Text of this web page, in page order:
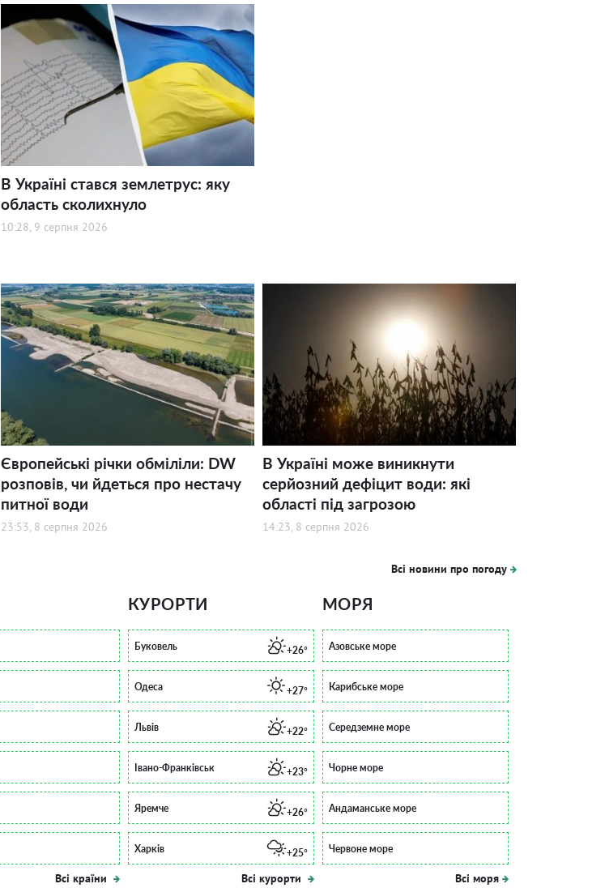
В Україні стався землетрус: яку
область сколихнуло
10:28, 9 серпня 2026
Європейські річки обміліли: DW
розповів, чи йдеться про нестачу
питної води
23:53, 8 серпня 2026
В Україні може виникнути
серйозний дефіцит води: які
області під загрозою
14:23, 8 серпня 2026
Всі новини про погоду
Всі країни
КУРОРТИ
Буковель +26°
Одеса +27°
Львів +22°
Івано-Франківськ +23°
Яремче +26°
Харків +25°
Всі курорти
МОРЯ
Азовське море
Карибське море
Середземне море
Чорне море
Андаманське море
Червоне море
Всі моря